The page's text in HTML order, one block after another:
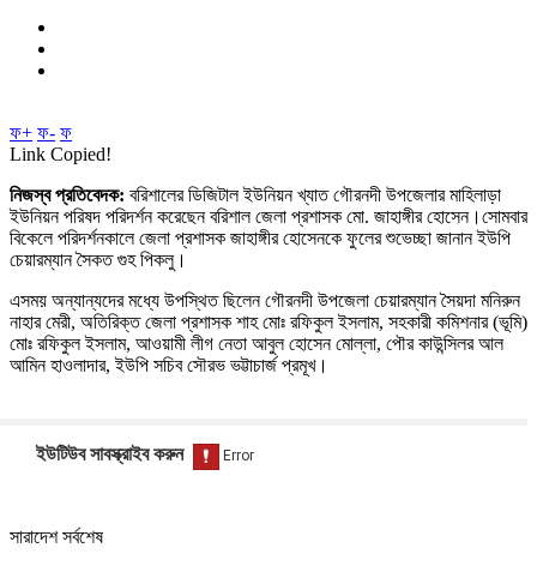
ফ+ ফ- ফ
Link Copied!
নিজস্ব প্রতিবেদক: বরিশালের ডিজিটাল ইউনিয়ন খ্যাত গৌরনদী উপজেলার মাহিলাড়া
ইউনিয়ন পরিষদ পরিদর্শন করেছেন বরিশাল জেলা প্রশাসক মো. জাহাঙ্গীর হোসেন।সোমবার
বিকেলে পরিদর্শনকালে জেলা প্রশাসক জাহাঙ্গীর হোসেনকে ফুলের শুভেচ্ছা জানান ইউপি
চেয়ারম্যান সৈকত গুহ পিকলু।
এসময় অন্যান্যদের মধ্যে উপস্থিত ছিলেন গৌরনদী উপজেলা চেয়ারম্যান সৈয়দা মনিরুন
নাহার মেরী, অতিরিক্ত জেলা প্রশাসক শাহ মোঃ রফিকুল ইসলাম, সহকারী কমিশনার (ভূমি)
মোঃ রফিকুল ইসলাম, আওয়ামী লীগ নেতা আবুল হোসেন মোল্লা, পৌর কাউন্সিলর আল
আমিন হাওলাদার, ইউপি সচিব সৌরভ ভট্টাচার্জ প্রমূখ।
ইউটিউব সাবস্ক্রাইব করুন
সারাদেশ সর্বশেষ